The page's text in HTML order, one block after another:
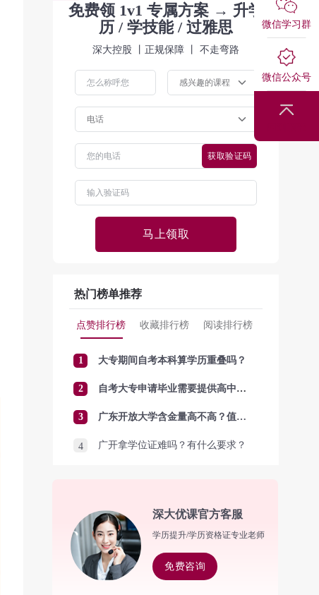
免费领 1v1 专属方案 → 升学
历 / 学技能 / 过雅思
深大控股 丨正规保障 丨 不走弯路
获取验证码
马上领取
热门榜单推荐
点赞排行榜 收藏排行榜 阅读排行榜
1 大专期间自考本科算学历重叠吗？
2 自考大专申请毕业需要提供高中毕业证吗？
3 广东开放大学含金量高不高？值得报考吗？
4 广开拿学位证难吗？有什么要求？
深大优课官方客服
学历提升/学历资格证专业老师
免费咨询
微信学习群
微信公众号